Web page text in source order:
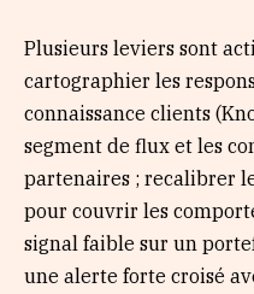
Plusieurs leviers sont
cartographier les
connaissance clients
segment de flux et les
partenaires ; recalibrer
pour couvrir les
signal faible sur un
une alerte forte croisé